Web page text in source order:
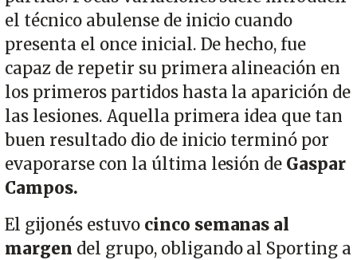
el técnico abulense de inicio cuando
presenta el once inicial. De hecho, fue
capaz de repetir su primera alineación en
los primeros partidos hasta la aparición de
las lesiones. Aquella primera idea que tan
buen resultado dio de inicio terminó por
evaporarse con la última lesión de Gaspar
Campos.
El gijonés estuvo cinco semanas al
margen del grupo, obligando al Sporting a